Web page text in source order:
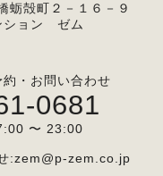
蛎殻町２－１６－９
ション ゼム
・お問い合わせ
0681
〜 23:00
:zem@p-zem.co.jp